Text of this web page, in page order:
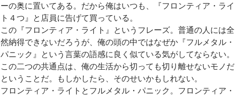
ーの奥に置いてある。だから俺はいつも、『フロンティア・ライ
ト４つ』と店員に告げて買っている。
この『フロンティア・ライト』というフレーズ。普通の人には全
然納得できないだろうが、俺の頭の中ではなぜか『フルメタル・
パニック』という言葉の語感に良く似ている気がしてならない。
この二つの共通点は、俺の生活から切っても切り離せないモノだ
ということだ。もしかしたら、そのせいかもしれない。
フロンティア・ライトとフルメタル・パニック。フロンティア・